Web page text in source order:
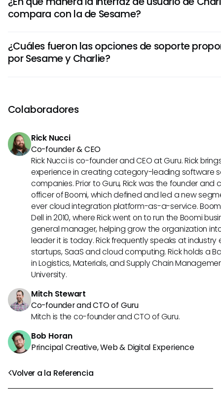
Volver a la Referencia
personalizados adaptados a las necesidades de RH,
decisiones basada en datos. Además, Sesame excellece
compara con la de Sesame?
experiencia del usuario con diseño moderno y
interfaz amigable y accesible agrada a los usuarios de
¿Cuáles fueron las opciones de soporte
por Sesame y Charlie?
preguntas de los usuarios. Por otro lado, Charlie
recursos en línea, incluyendo tutoriales y una base de
manera independiente.
Colaboradores
Rick Nucci
Co-founder & CEO
Rick Nucci is co-founder and CEO at Guru. Rick
experience in creating category-leading software
companies. Prior to Guru, Rick was the founder and
officer of Boomi, which defined and led a new
ever cloud integration platform-as-a-service.
Dell in 2010, where Rick went on to run the Boomi
general manager, helping grow the organization
leader it is today. Rick frequently speaks at
startups, SaaS and cloud computing. Rick holds a
in Logistics, Materials, and Supply Chain
University.
Mitch Stewart
Co-founder and CTO of Guru
Mitch is the co-founder and CTO of Guru.
Bob Horan
Principal Creative, Web & Digital Experience